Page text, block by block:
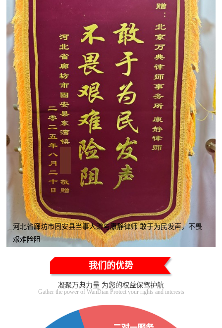
河北省廊坊市固安县当事人赠与康静律师 敢于为民发声，不畏
艰难险阻
我们的优势
凝聚万典力量 为您的权益保驾护航
Gather the power of WanDian Protect your rights and interests